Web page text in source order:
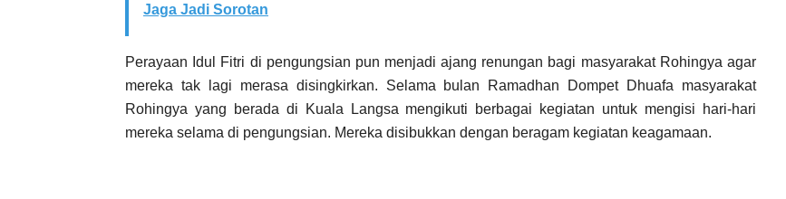
Jaga Jadi Sorotan
Perayaan Idul Fitri di pengungsian pun menjadi ajang renungan bagi masyarakat Rohingya agar
mereka tak lagi merasa disingkirkan. Selama bulan Ramadhan Dompet Dhuafa masyarakat
Rohingya yang berada di Kuala Langsa mengikuti berbagai kegiatan untuk mengisi hari-hari
mereka selama di pengungsian. Mereka disibukkan dengan beragam kegiatan keagamaan.